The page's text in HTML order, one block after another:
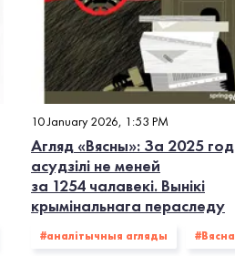
10 January 2026, 1:53 PM
Агляд «Вясны»: За 2025 год
асудзілі не меней
за 1254 чалавекі. Вынікі
крымінальнага пераследу
#аналітычныя агляды #Вясна